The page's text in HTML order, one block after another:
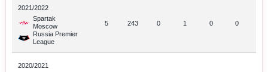
2021/2022
Spartak
Moscow
Russia Premier
League
5 243 0 1 0 0
2020/2021